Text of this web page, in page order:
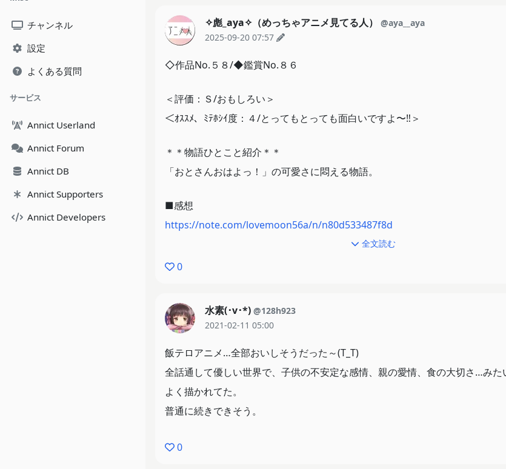
チャンネル
設定
よくある質問
サービス
Annict Userland
Annict Forum
Annict DB
Annict Supporters
Annict Developers
✧彪_aya✧（めっちゃアニメ見てる人）
@aya__aya
2025-09-20 07:57
◇作品No.５８/◆鑑賞No.８６
＜評価：Ｓ/おもしろい＞
＜ｵｽｽﾒ、ﾐﾃﾎｼｲ度：４/とってもとっても面白いですよ〜‼︎＞
＊＊物語ひとこと紹介＊＊
「おとさんおはよっ！」の可愛さに悶える物語。
■感想
https://note.com/lovemoon56a/n/n80d533487f8d
全文読む
0
水素(･v･*) @128h923
2021-02-11 05:00
飯テロアニメ…全部おいしそうだった～(T_T)
全話通して優しい世界で、子供の不安定な感情、親の愛情、食の大切さ…みた
よく描かれてた。
普通に続きできそう。
0